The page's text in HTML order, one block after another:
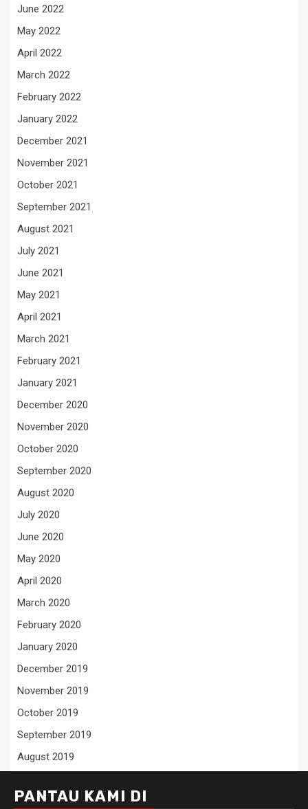
June 2022
May 2022
April 2022
March 2022
February 2022
January 2022
December 2021
November 2021
October 2021
September 2021
August 2021
July 2021
June 2021
May 2021
April 2021
March 2021
February 2021
January 2021
December 2020
November 2020
October 2020
September 2020
August 2020
July 2020
June 2020
May 2020
April 2020
March 2020
February 2020
January 2020
December 2019
November 2019
October 2019
September 2019
August 2019
PANTAU KAMI DI